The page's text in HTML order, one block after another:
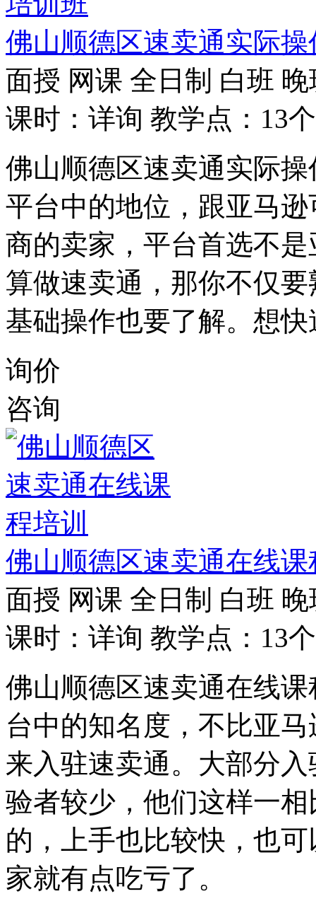
佛山顺德区速卖通实际
面授 网课 全日制 白班 晚
课时：详询 教学点：13个
佛山顺德区速卖通实际
平台中的地位，跟亚马
商的卖家，平台首选不
算做速卖通，那你不仅
基础操作也要了解。想
询价
咨询
佛山顺德区速卖通在线课
面授 网课 全日制 白班 晚
课时：详询 教学点：13个
佛山顺德区速卖通在线
台中的知名度，不比亚
来入驻速卖通。大部分
验者较少，他们这样一
的，上手也比较快，也
家就有点吃亏了。